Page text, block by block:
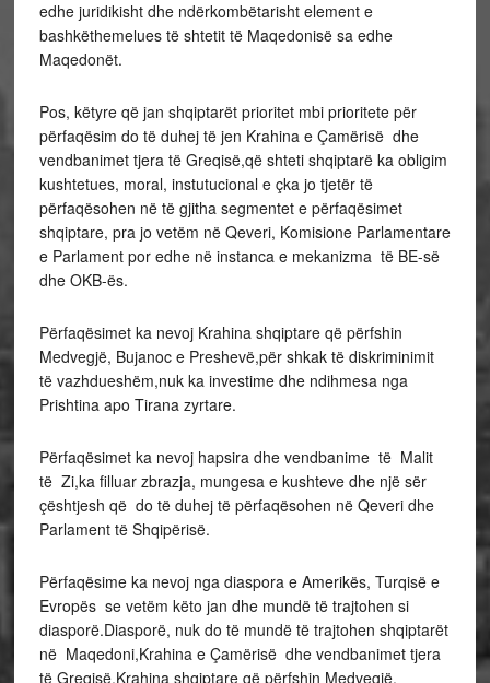
edhe juridikisht dhe ndërkombëtarisht element e
bashkëthemelues të shtetit të Maqedonisë sa edhe
Maqedonët.
Pos, këtyre që jan shqiptarët prioritet mbi prioritete për
përfaqësim do të duhej të jen Krahina e Çamërisë dhe
vendbanimet tjera të Greqisë,që shteti shqiptarë ka obligim
kushtetues, moral, instutucional e çka jo tjetër të
përfaqësohen në të gjitha segmentet e përfaqësimet
shqiptare, pra jo vetëm në Qeveri, Komisione Parlamentare
e Parlament por edhe në instanca e mekanizma të BE-së
dhe OKB-ës.
Përfaqësimet ka nevoj Krahina shqiptare që përfshin
Medvegjë, Bujanoc e Preshevë,për shkak të diskriminimit
të vazhdueshëm,nuk ka investime dhe ndihmesa nga
Prishtina apo Tirana zyrtare.
Përfaqësimet ka nevoj hapsira dhe vendbanime të Malit
të Zi,ka filluar zbrazja, mungesa e kushteve dhe një sër
çështjesh që do të duhej të përfaqësohen në Qeveri dhe
Parlament të Shqipërisë.
Përfaqësime ka nevoj nga diaspora e Amerikës, Turqisë e
Evropës se vetëm këto jan dhe mundë të trajtohen si
diasporë.Diasporë, nuk do të mundë të trajtohen shqiptarët
në Maqedoni,Krahina e Çamërisë dhe vendbanimet tjera
të Greqisë,Krahina shqiptare që përfshin Medvegjë,